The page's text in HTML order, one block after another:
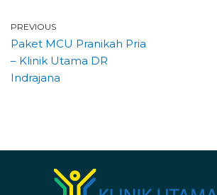
PREVIOUS
Paket MCU Pranikah Pria
– Klinik Utama DR
Indrajana